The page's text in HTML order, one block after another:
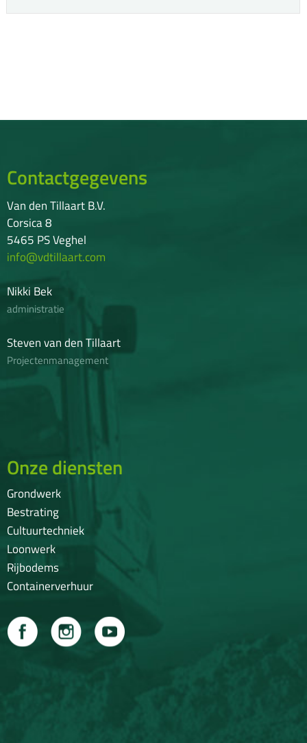
Contactgegevens
Van den Tillaart B.V.
Corsica 8
5465 PS Veghel
info@vdtillaart.com
Nikki Bek
administratie
Steven van den Tillaart
Projectenmanagement
Onze diensten
Grondwerk
Bestrating
Cultuurtechniek
Loonwerk
Rijbodems
Containerverhuur